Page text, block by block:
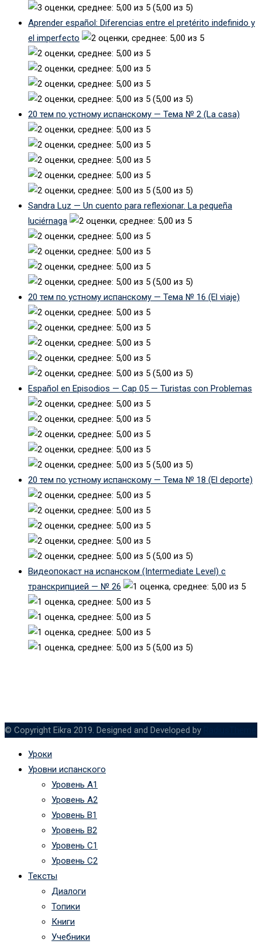
(5,00 из 5)
Aprender español: Diferencias entre el pretérito indefinido y
el imperfecto
(5,00 из 5)
20 тем по устному испанскому — Тема № 2 (La casa)
(5,00 из 5)
Sandra Luz — Un cuento para reflexionar. La pequeña
luciérnaga
(5,00 из 5)
20 тем по устному испанскому — Тема № 16 (El viaje)
(5,00 из 5)
Español en Episodios — Cap 05 — Turistas con Problemas
(5,00 из 5)
20 тем по устному испанскому — Тема № 18 (El deporte)
(5,00 из 5)
Видеопокаст на испанском (Intermediate Level) с
транскрипцией — № 26
(5,00 из 5)
© Copyright Eikra 2019. Designed and Developed by
Уроки
Уровни испанского
Уровень А1
Уровень А2
Уровень B1
Уровень B2
Уровень C1
Уровень C2
Тексты
Диалоги
Топики
Книги
Учебники